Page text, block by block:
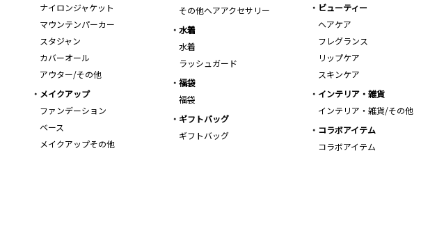
ナイロンジャケット
マウンテンパーカー
スタジャン
カバーオール
アウター/その他
その他ヘアアクセサリー
ビューティー
ヘアケア
フレグランス
リップケア
スキンケア
水着
水着
ラッシュガード
福袋
福袋
メイクアップ
ファンデーション
ベース
メイクアップその他
インテリア・雑貨
インテリア・雑貨/その他
ギフトバッグ
ギフトバッグ
コラボアイテム
コラボアイテム